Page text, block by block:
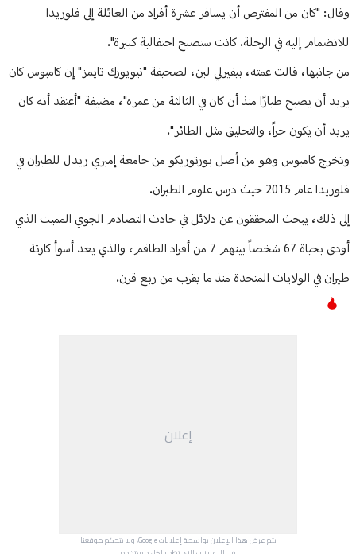
وقال: "كان من المفترض أن يسافر عشرة أفراد من العائلة إلى فلوريدا
للانضمام إليه في الرحلة. كانت ستصبح احتفالية كبيرة".
من جانبها، قالت عمته، بيفيرلي لين، لصحيفة "نيويورك تايمز" إن كامبوس كان
يريد أن يصبح طيارًا منذ أن كان في الثالثة من عمره"، مضيفة "أعتقد أنه كان
يريد أن يكون حراً، والتحليق مثل الطائر".
وتخرج كامبوس وهو من أصل بورتوريكو من جامعة إمبري ريدل للطيران في
فلوريدا عام 2015 حيث درس علوم الطيران.
إلى ذلك، يبحث المحققون عن دلائل في حادث التصادم الجوي المميت الذي
أودى بحياة 67 شخصاً بينهم 7 من أفراد الطاقم، والذي يعد أسوأ كارثة
طيران في الولايات المتحدة منذ ما يقرب من ربع قرن.
إعلان
يتم عرض هذا الإعلان بواسطة إعلانات Google، ولا يتحكم موقعنا